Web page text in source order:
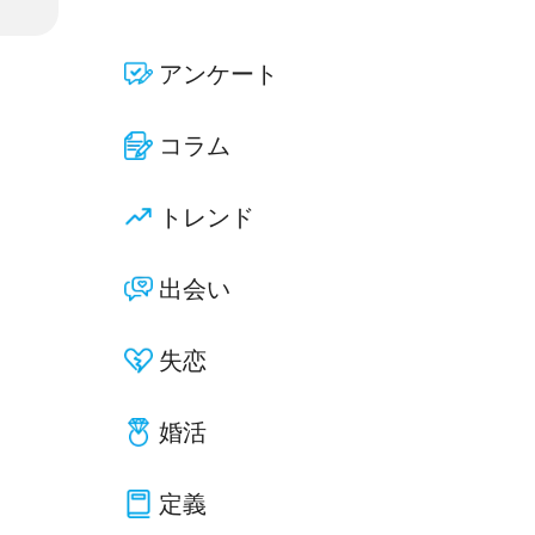
アンケート
コラム
トレンド
出会い
失恋
婚活
定義